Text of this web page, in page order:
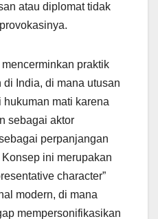
atau diplomat tidak
praktik
India, di mana utusan
mati karena
sebagai aktor
perpanjangan
ini merupakan
character”
modern, di mana
mempersonifikasikan